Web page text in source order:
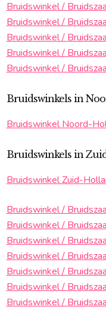
Bruidswinkel /
Bruidswinkel /
Bruidswinkel /
Bruidswinkel /
Bruidswinkel /
Bruidswinkels in
Bruidswinkel Noord-
Bruidswinkels in
Bruidswinkel Zuid-
Bruidswinkel /
Bruidswinkel /
Bruidswinkel /
Bruidswinkel /
Bruidswinkel /
Bruidswinkel /
Bruidswinkel /